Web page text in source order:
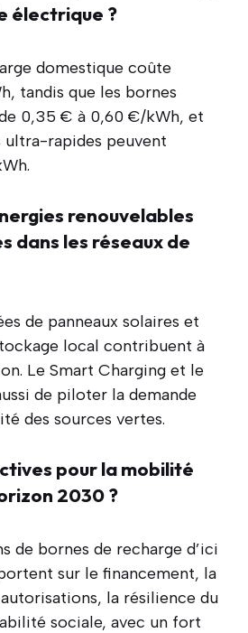
électrique ?
domestique coûte
tandis que les bornes
0,35 € à 0,60 €/kWh, et
rapides peuvent
renouvelables
dans les réseaux de
de panneaux solaires et
local contribuent à
Le Smart Charging et le
de piloter la demande
des sources vertes.
pour la mobilité
2030 ?
de bornes de recharge d’ici
sur le financement, la
la résilience du
sociale, avec un fort